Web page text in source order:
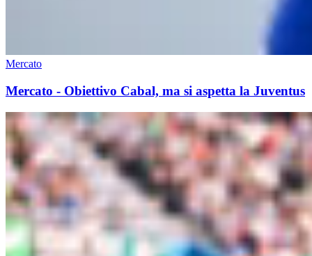
Mercato
Mercato - Obiettivo Cabal, ma si aspetta la Juventus